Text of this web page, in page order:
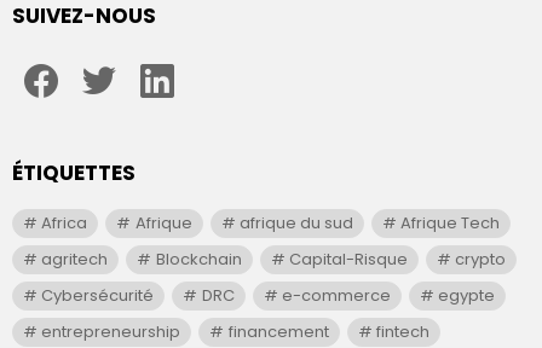
SUIVEZ-NOUS
ÉTIQUETTES
Africa Afrique afrique du sud
Afrique Tech
agritech
Blockchain Capital-Risque
crypto
Cybersécurité
DRC e-commerce
egypte
entrepreneurship
financement
fintech